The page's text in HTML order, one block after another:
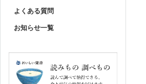
よくある質問
お知らせ一覧